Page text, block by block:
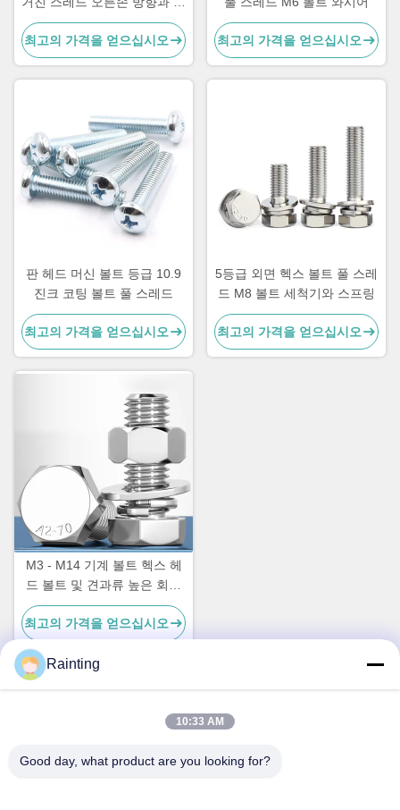
께 헥스 볼트
최고의 가격을 얻으십시오
최고의 가격을 얻으십시오
판 헤드 머신 볼트 등급 10.9
진크 코팅 볼트 풀 스레드
최고의 가격을 얻으십시오
5등급 외면 헥스 볼트 풀 스레
드 M8 볼트 세척기와 스프링
최고의 가격을 얻으십시오
M3 - M14 기계 볼트 헥스 헤
드 볼트 및 견과류 높은 회전
강도
최고의 가격을 얻으십시오
주소
Rainting
10:33 AM
Good day, what product are you looking for?